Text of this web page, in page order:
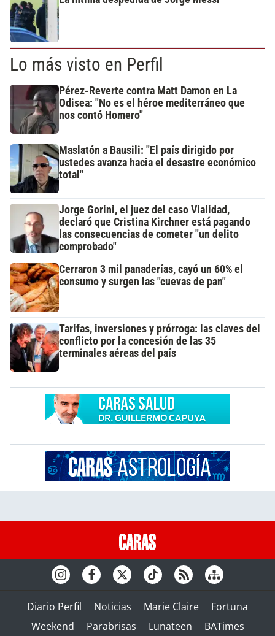
Lo más visto en Perfil
Pérez-Reverte contra Matt Damon en La
Odisea: "No es el héroe mediterráneo que
nos contó Homero"
Maslatón a Bausili: "El país dirigido por
ustedes avanza hacia el desastre económico
total"
Jorge Gorini, el juez del caso Vialidad,
declaró que Cristina Kirchner está pagando
las consecuencias de cometer "un delito
comprobado"
Cerraron 3 mil panaderías, cayó un 60% el
consumo y surgen las "cuevas de pan"
Tarifas, inversiones y prórroga: las claves del
conflicto por la concesión de las 35
terminales aéreas del país
Diario Perfil Noticias Marie Claire
Fortuna
Weekend
Parabrisas Lunateen BATimes